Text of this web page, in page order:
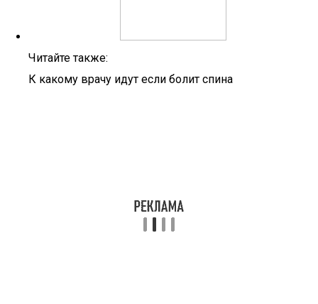
Читайте также:
К какому врачу идут если болит спина